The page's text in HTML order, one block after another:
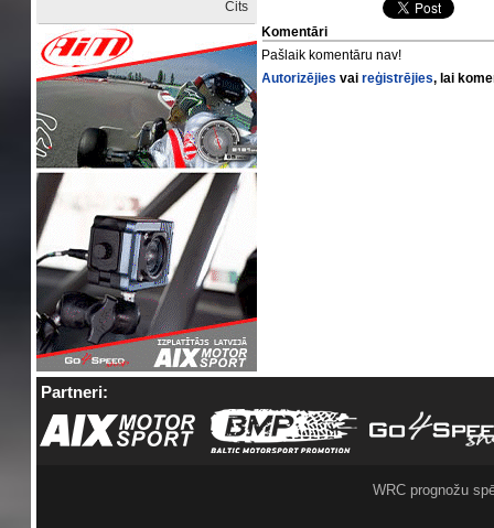
Cits
Komentāri
Pašlaik komentāru nav!
Autorizējies vaireģistrējies, lai
Partneri:
WRC prognožu